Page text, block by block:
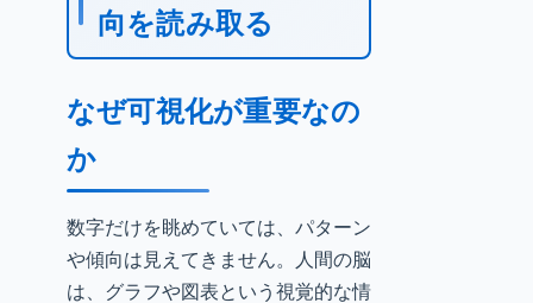
向を読み取る
なぜ可視化が重要なの
か
数字だけを眺めていては、パターン
や傾向は見えてきません。人間の脳
は、グラフや図表という視覚的な情